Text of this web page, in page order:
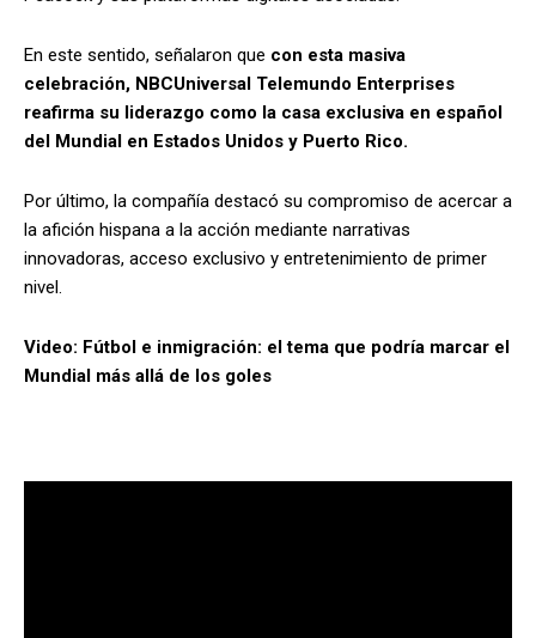
En este sentido, señalaron que con esta masiva
celebración, NBCUniversal Telemundo Enterprises
reafirma su liderazgo como la casa exclusiva en español
del Mundial en Estados Unidos y Puerto Rico.
Por último, la compañía destacó su compromiso de acercar a
la afición hispana a la acción mediante narrativas
innovadoras, acceso exclusivo y entretenimiento de primer
nivel.
Video: Fútbol e inmigración: el tema que podría marcar el
Mundial más allá de los goles